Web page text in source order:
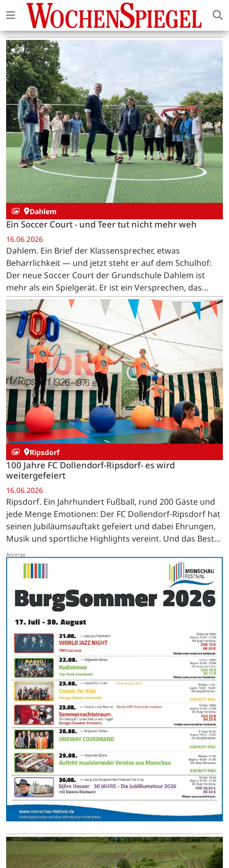
Dahlem
Ein Soccer Court - und Teer tut nicht mehr weh
16.06.2026
Dahlem. Ein Brief der Klassensprecher, etwas
Beharrlichkeit — und jetzt steht er auf dem Schulhof:
Der neue Soccer Court der Grundschule Dahlem ist
mehr als ein Spielgerät. Er ist ein Versprechen, das
eingelöst wurde.
Ripsdorf
100 Jahre FC Dollendorf-Ripsdorf- es wird
weitergefeiert
16.06.2026
Ripsdorf. Ein Jahrhundert Fußball, rund 200 Gäste und
jede Menge Emotionen: Der FC Dollendorf-Ripsdorf hat
seinen Jubiläumsauftakt gefeiert und dabei Ehrungen,
Musik und sportliche Highlights vereint. Und das Beste
kommt noch: Beim Sportfest trifft die…